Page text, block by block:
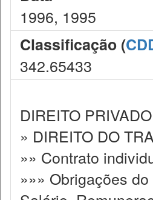
1996, 1995
Classificação (
342.65433
DIREITO
» DIREITO DO
»» Contrato
»»» Obrigações